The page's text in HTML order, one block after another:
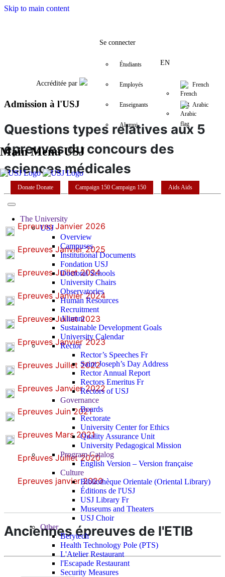
Skip to main contentFacebook
Accréditée par
Se connecter
Étudiants
Employés
Enseignants
Alumni
EN
French
Arabic
Main Menu USJ
Donate Donate Campaign 150 Campaign 150 AidsAids
The University
USJ
Overview
Campuses
Institutional Documents
Fondation USJ
Doctoral Schools
University Chairs
Observatories
Human Resources
Recruitment
Alumni
Sustainable Development Goals
University Calendar
Rector
Rector’s Speeches Fr
Saint Joseph’s Day Address
Rector Annual Report
Rectors Emeritus Fr
Rectors of USJ
Governance
Boards
Rectorate
University Center for Ethics
Quality Assurance Unit
University Pedagogical Mission
Program Catalog
English Version – Version française
Culture
Bibliothèque Orientale (Oriental Library)
Éditions de l'USJ
USJ Library Fr
Museums and Theaters
USJ Choir
Other
Berytech
Health Technology Pole (PTS)
L'Atelier Restaurant
l'Escapade Restaurant
Security Measures
Admission à l'USJ
Questions types relatives aux 5
épreuves du concours des
sciences médicales
Epreuves Janvier 2026
Epreuves Janvier 2025
Epreuves Juillet 2024
Epreuves Janvier 2024
Epreuves Juillet 2023
Epreuves Janvier 2023
Epreuves Juillet 2022
Epreuves Janvier 2022
Epreuves Juin 2021
Epreuves Mars 2021
Epreuves Juillet 2020
Epreuves janvier 2020
Anciennes épreuves de l'ETIB